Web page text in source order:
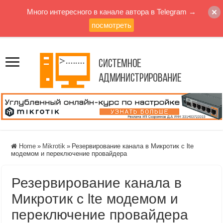
Home » Mikrotik » Резервирование канала в Микротик с lte
модемом и переключение провайдера
Резервирование канала в
Микротик с lte модемом и
переключение провайдера
Много интересного в канале автора в Telegram →
посмотреть